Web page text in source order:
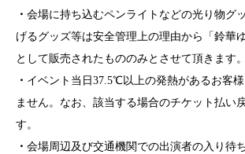
・ 会場に持ち込むペンライトなどの光り物グ
げるグッズ等は安全管理上の理由から「鈴華
として販売されたもののみとさせて頂きます。
・ イベント当日37.5℃以上の発熱があるお客
ません。なお、該当する場合のチケット払い
す。
・ 会場周辺及び交通機関での出演者の入り待